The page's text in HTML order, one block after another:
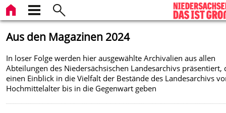
Aus den Magazinen 2024
In loser Folge werden hier ausgewählte Archivalien aus allen
Abteilungen des Niedersächsischen Landesarchivs präsentiert,
einen Einblick in die Vielfalt der Bestände des Landesarchivs
Hochmittelalter bis in die Gegenwart geben